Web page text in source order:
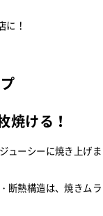
に！
焼ける！
ューシーに焼き上げま
断熱構造は、焼きムラ